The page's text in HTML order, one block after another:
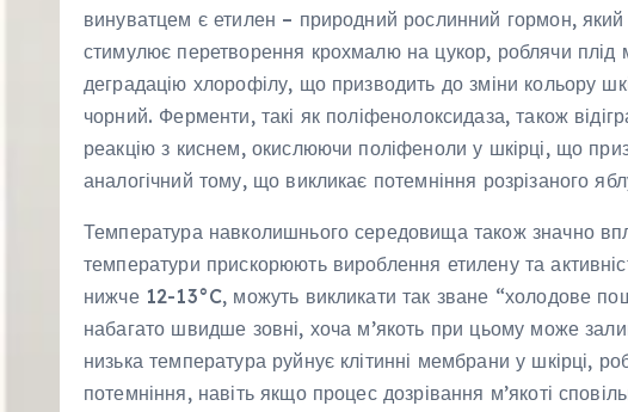
винуватцем є етилен – природний рослинний гормон,
стимулює перетворення крохмалю на цукор, роблячи
деградацію хлорофілу, що призводить до зміни кольору
чорний. Ферменти, такі як поліфенолоксидаза, також
реакцію з киснем, окислюючи поліфеноли у шкірці, що
аналогічний тому, що викликає потемніння розрізаного
Температура навколишнього середовища також значно
температури прискорюють вироблення етилену та
нижче 12-13°C, можуть викликати так зване “холодове
набагато швидше зовні, хоча м’якоть при цьому може
низька температура руйнує клітинні мембрани у шкірці,
потемніння, навіть якщо процес дозрівання м’якоті